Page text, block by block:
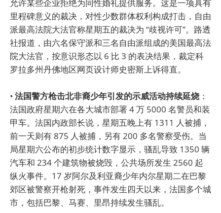
允许某些企业拒绝为同性婚礼提供服务。这是一项具有
里程碑意义的裁决，对性少数群体权利构成打击，自由
派最高法院大法官称星期五的裁决为 “歧视许可”。路透
社报道，由六名保守派和三名自由派组成的美国最高法
院大法官，按意识形态以 6 比 3 的表决结果，裁定科
罗拉多州丹佛地区网页设计师史密斯上诉得直。
• 法国警方枪击北非裔少年引发的示威活动持续延烧 ：
法国政府星期六在各大城市部署 4 万 5000 名警员和装
甲车。法国内政部长说，星期五晚上有 1311 人被捕，
前一天则有 875 人被捕，另有 200 多名警察受伤。当
局星期六公布的初步统计数字显示，骚乱导致 1350 辆
汽车和 234 个建筑物被烧毁，公共场所发生 2560 起
纵火事件。17 岁阿尔及利亚裔少年内尔星期二在巴黎
郊区被警察开枪射死，事件发生四天以来，法国多个城
市，包括巴黎、马赛、里昂持续发生骚乱。